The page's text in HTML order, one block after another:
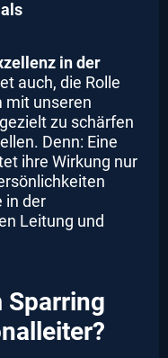
in der
auch, die Rolle
mit unseren
zu schärfen
Denn: Eine
ihre Wirkung nur
in der
Leitung und
Sparring